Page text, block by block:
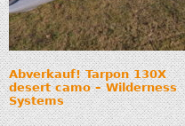
Abverkauf! Tarpon 130X
desert camo – Wilderness
Systems